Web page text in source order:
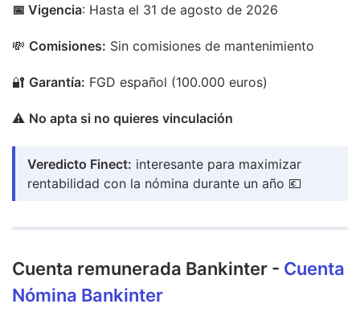
📅 Vigencia: Hasta el 31 de agosto de 2026
💸 Comisiones: Sin comisiones de mantenimiento
🔐 Garantía: FGD español (100.000 euros)
⚠️ No apta si no quieres vinculación
Veredicto Finect: interesante para maximizar
rentabilidad con la nómina durante un año 💶
Cuenta remunerada Bankinter -​ Cuenta
Nómina Bankinter